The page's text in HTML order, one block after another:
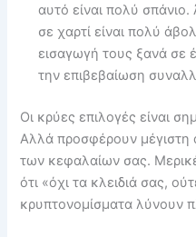
αυτό είναι πολύ
σε χαρτί είναι πολύ
εισαγωγή τους ξανά σε
την επιβεβαίωση
Οι κρύες επιλογές είναι
Αλλά προσφέρουν μέγιστη
των κεφαλαίων σας.
ότι «όχι τα κλειδιά σας,
κρυπτονομίσματα λύνουν